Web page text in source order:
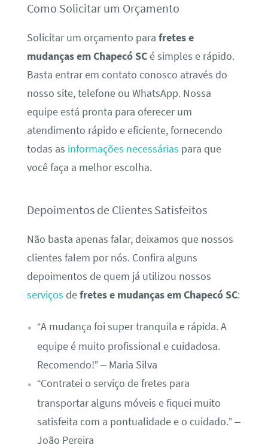
Como Solicitar um Orçamento
Solicitar um orçamento para fretes e
mudanças em Chapecó SCé simples e rápido.
Basta entrar em contato conosco através do
nosso site, telefone ou WhatsApp. Nossa
equipe está pronta para oferecer um
atendimento rápido e eficiente, fornecendo
todas as informações necessárias para que
você faça a melhor escolha.
Depoimentos de Clientes Satisfeitos
Não basta apenas falar, deixamos que nossos
clientes falem por nós. Confira alguns
depoimentos de quem já utilizou nossos
serviços defretes e mudanças em Chapecó SC:
“A mudança foi super tranquila e rápida. A
equipe é muito profissional e cuidadosa.
Recomendo!” – Maria Silva
“Contratei o serviço de fretes para
transportar alguns móveis e fiquei muito
satisfeita com a pontualidade e o cuidado.” –
João Pereira